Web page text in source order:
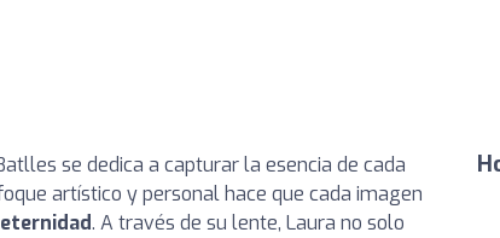
se dedica a capturar la esencia de cada
artístico y personal hace que cada imagen
. A través de su lente, Laura no solo